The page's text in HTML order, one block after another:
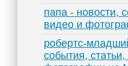
папа - новости,
видео и
робертс-
события,